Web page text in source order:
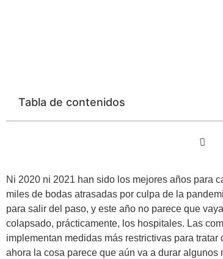
Tabla de contenidos
Ni 2020 ni 2021 han sido los mejores años para
miles de bodas atrasadas por culpa de la
para salir del paso, y este año no parece que
colapsado, prácticamente, los hospitales. Las
implementan medidas más restrictivas para
ahora la cosa parece que aún va a durar